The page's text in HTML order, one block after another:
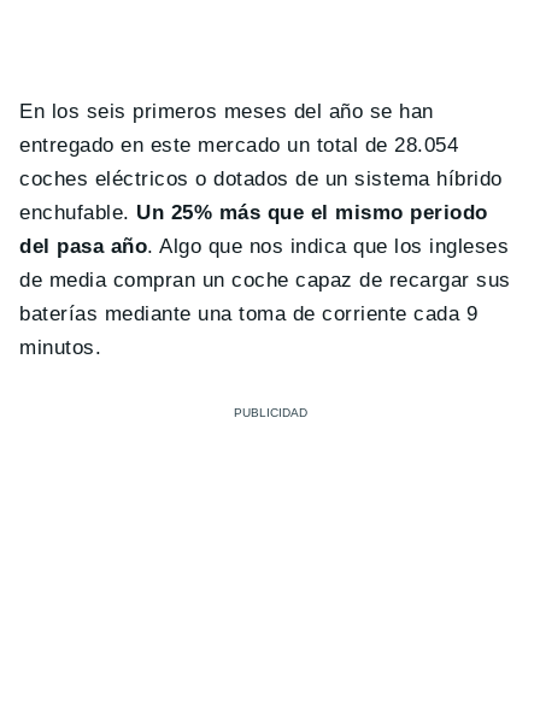
En los seis primeros meses del año se han
entregado en este mercado un total de 28.054
coches eléctricos o dotados de un sistema híbrido
enchufable. Un 25% más que el mismo periodo
del pasa año. Algo que nos indica que los ingleses
de media compran un coche capaz de recargar sus
baterías mediante una toma de corriente cada 9
minutos.